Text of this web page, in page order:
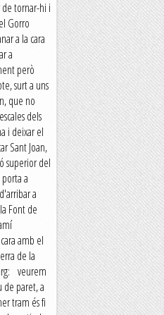
de tornar-hi i
Gorro
a la cara
a
però
surt a uns
que no
dels
i deixar el
Sant Joan,
superior del
a
a
Font de
amb el
de la
veurem
de paret, a
tram és fi